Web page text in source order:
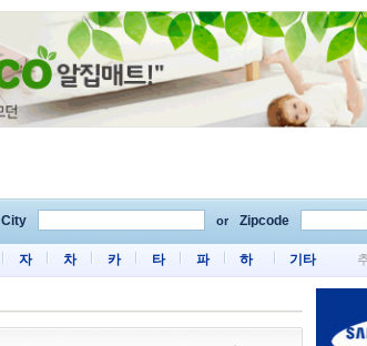
City or Zipcode
자 차 카 타 파 하 기타